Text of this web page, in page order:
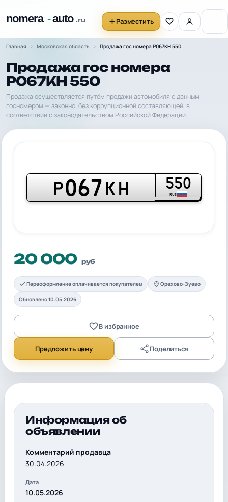
Разместить
Главная Московская область Продажа гос номера Р067КН 550
Продажа гос номера
Р067КН 550
Продажа осуществляется путём продажи автомобиля с данным
госномером — законно, без коррупционной составляющей, в
соответствии с законодательством Российской Федерации.
Р067КН 550
RUS
20 000 руб
Переоформление оплачивается покупателем Орехово-Зуево
Обновлено 10.05.2026
В избранное
Предложить цену Поделиться
Информация об
объявлении
Комментарий продавца
30.04.2026
Дата
10.05.2026